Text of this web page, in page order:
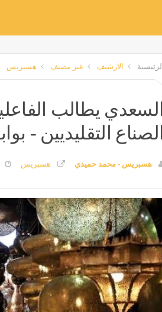
الرئيسية الارشيف غير مصنف هسبريس
السعدي يطالب
الصناع التقليديين -
هسبريس - محمد حميدي هسبريس